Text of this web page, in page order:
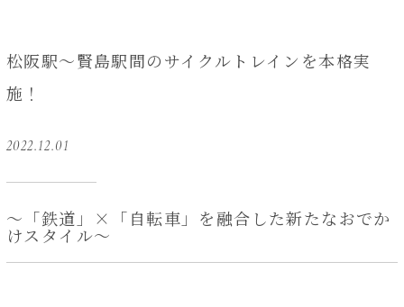
松阪駅～賢島駅間のサイクルトレインを本格実
施！
2022.12.01
～「鉄道」×「自転車」を融合した新たなおでか
けスタイル～